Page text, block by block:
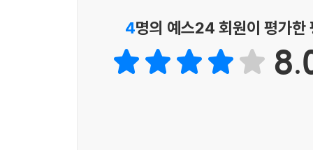
풍부하게 제시된다.
내성적이거나 사투리를 사용하더라도 문제없
제스처나 소품·무대를 활용하는 노하우를 설명
4명의 예스24 회원이 평가한